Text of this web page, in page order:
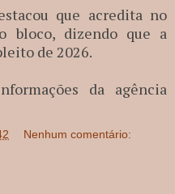
que acredita no
bloco, dizendo que a
de 2026.
da agência
Nenhum comentário: